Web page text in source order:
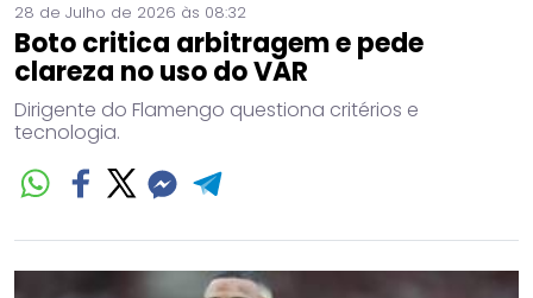
28 de Julho de 2026 às 08:32
Boto critica arbitragem e pede
clareza no uso do VAR
Dirigente do Flamengo questiona critérios e
tecnologia.